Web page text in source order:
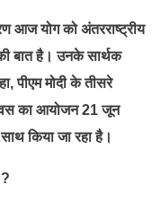
आज योग को अंतरराष्ट्रीय
की बात है। उनके सार्थक
पीएम मोदी के तीसरे
का आयोजन 21 जून
किया जा रहा है।